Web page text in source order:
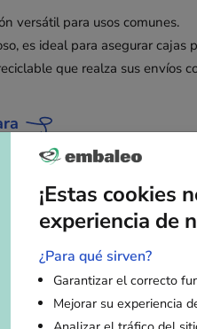
versátil para usos comunes.
es ideal para asegurar cajas
que realza sus envíos
superficies sin dejar residuos
una resistencia extrema al
¡Estas cookies
experiencia de
¿Para qué sirven?
Garantizar el correcto
Mejorar su experiencia